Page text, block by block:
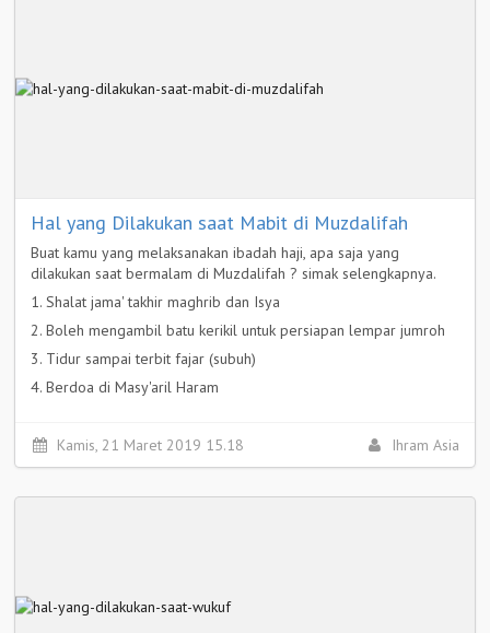
Hal yang Dilakukan saat Mabit di Muzdalifah
Buat kamu yang melaksanakan ibadah haji, apa saja yang
dilakukan saat bermalam di Muzdalifah ? simak selengkapnya.
1. Shalat jama' takhir maghrib dan Isya
2. Boleh mengambil batu kerikil untuk persiapan lempar jumroh
3. Tidur sampai terbit fajar (subuh)
4. Berdoa di Masy'aril Haram
Kamis, 21 Maret 2019 15.18 Ihram Asia